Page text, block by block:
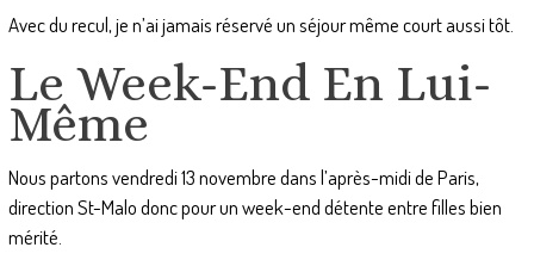
Avec du recul, je n’ai jamais réservé un séjour même court aussi tôt.
Le Week-End En Lui-
Même
Nous partons vendredi 13 novembre dans l’après-midi de Paris,
direction St-Malo donc pour un week-end détente entre filles bien
mérité.